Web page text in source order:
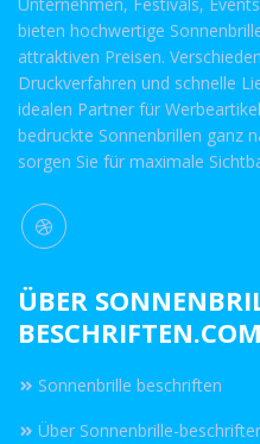
Unternehmen, Festivals,
bieten hochwertige
attraktiven Preisen.
Druckverfahren und schnelle
idealen Partner für
bedruckte Sonnenbrillen ganz
sorgen Sie für maximale
ÜBER
BESCHRIFTEN.COM
Sonnenbrille beschriften
Über Sonnenbrille-